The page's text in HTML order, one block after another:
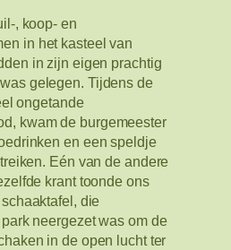
, koop- en
in het kasteel van
in zijn eigen prachtig
gelegen. Tijdens de
ongetande
kwam de burgemeester
en een speldje
Eén van de andere
krant toonde ons
die
neergezet was om de
in de open lucht ter